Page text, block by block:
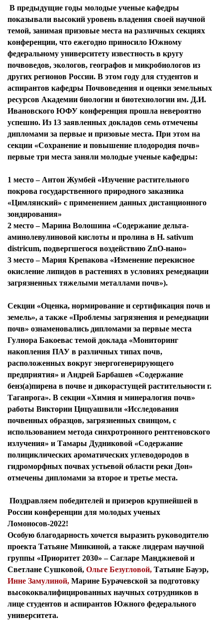
В предыдущие годы молодые ученые кафедры
показывали высокий уровень владения своей научной
темой, занимая призовые места на различных секциях
конференции, что ежегодно приносило Южному
федеральному университету известность в кругу
почвоведов, экологов, географов и микробиологов из
других регионов России. В этом году для студентов и
аспирантов кафедры Почвоведения и оценки земельных
ресурсов Академии биологии и биотехнологии им. Д.И.
Ивановского ЮФУ конференция прошла невероятно
успешно. Из 13 заявленных докладов семь отмечены
дипломами за первые и призовые места. При этом на
секции «Сохранение и повышение плодородия почв»
первые три места заняли молодые ученые кафедры:
1 место – Антон Жумбей «Изучение растительного
покрова государственного природного заказника
«Цимлянский» с применением данных дистанционного
зондирования»
2 место –Марина Волошина «Содержание дельта-
аминолевулиновой кислоты и пролина в H. sativum
districum, подвергшегося воздействию ZnO-нано»
3 место –Мария Крепакова «Изменение перекисное
окисление липидов в растениях в условиях ремедиации
загрязненных тяжелыми металлами почв»).
Секции «Оценка, нормирование и сертификация почв и
земель», а также «Проблемы загрязнения и ремедиации
почв» ознаменовались дипломами за первые места
Гулнора Бакоевас темой доклада «Мониторинг
накопления ПАУ в различных типах почв,
расположенных вокруг энергогенерирующего
предприятия» и Андрей Барбашев «Содержание
бенз(а)пирена в почве и дикорастущей растительности г.
Таганрога». В секции «Химия и минералогия почв»
работы Виктории Цицуашвили «Исследования
почвенных образцов, загрязненных свинцом, с
использованием метода синхротронного рентгеновского
излучения» и Тамары Дудниковой «Содержание
полициклических ароматических углеводородов в
гидроморфных почвах устьевой области реки Дон»
отмечены дипломами за второе и третье места.
Поздравляем победителей и призеров крупнейшей в
России конференции для молодых ученых
Ломоносов-2022!
Особую благодарность хочется выразить руководителю
проекта Татьяне Минкиной, а также лидерам научной
группы «Приоритет 2030» –Сагларе Манджиевой и
Светлане Сушковой, Ольге Безугловой, Татьяне Бауэр,
Инне Замулиной, Марине Бурачевской за подготовку
высококвалифицированных научных сотрудников в
лице студентов и аспирантов Южного федерального
университета.